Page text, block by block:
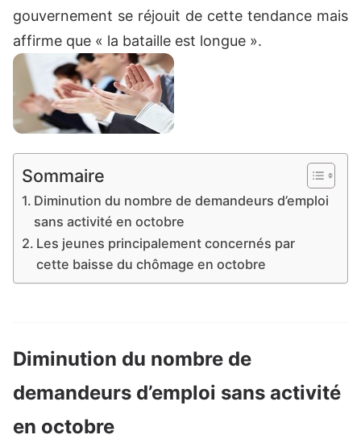
gouvernement se réjouit de cette tendance mais
affirme que « la bataille est longue ».
Sommaire
Diminution du nombre de demandeurs d’emploi
sans activité en octobre
Les jeunes principalement concernés par
cette baisse du chômage en octobre
Diminution du nombre de
demandeurs d’emploi sans activité
en octobre